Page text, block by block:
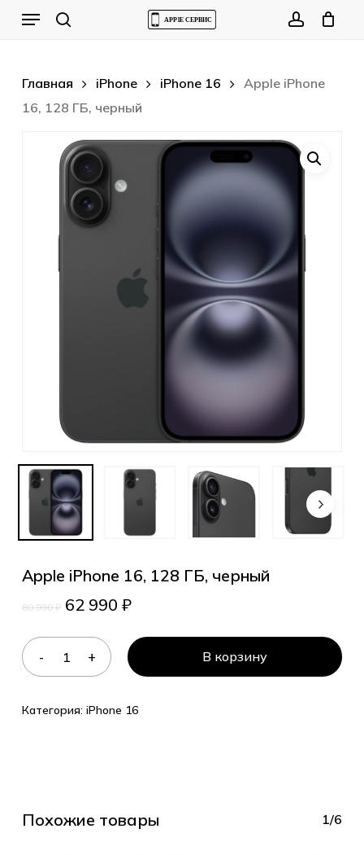
Menu
Главная iPhone iPhone 16
Apple iPhone
16, 128 ГБ, черный
Apple iPhone 16, 128 ГБ, черный
80 990₽ 62 990 ₽
В корзину
Категория: iPhone 16
Похожие товары 1/6